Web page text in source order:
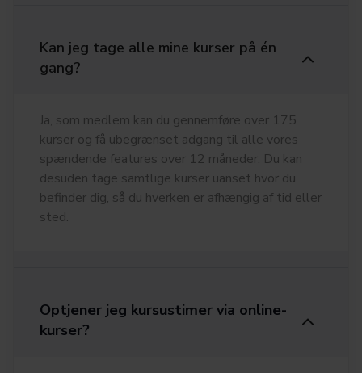
Kan jeg tage alle mine kurser på én
gang?
Ja, som medlem kan du gennemføre over 175
kurser og få ubegrænset adgang til alle vores
spændende features over 12 måneder. Du kan
desuden tage samtlige kurser uanset hvor du
befinder dig, så du hverken er afhængig af tid eller
sted.
Optjener jeg kursustimer via online-
kurser?